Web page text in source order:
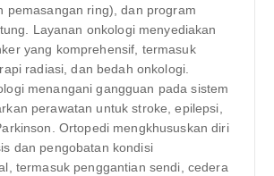
pemasangan ring), dan program
Layanan onkologi menyediakan
yang komprehensif, termasuk
radiasi, dan bedah onkologi.
menangani gangguan pada sistem
perawatan untuk stroke, epilepsi,
Ortopedi mengkhususkan diri
dan pengobatan kondisi
termasuk penggantian sendi, cedera